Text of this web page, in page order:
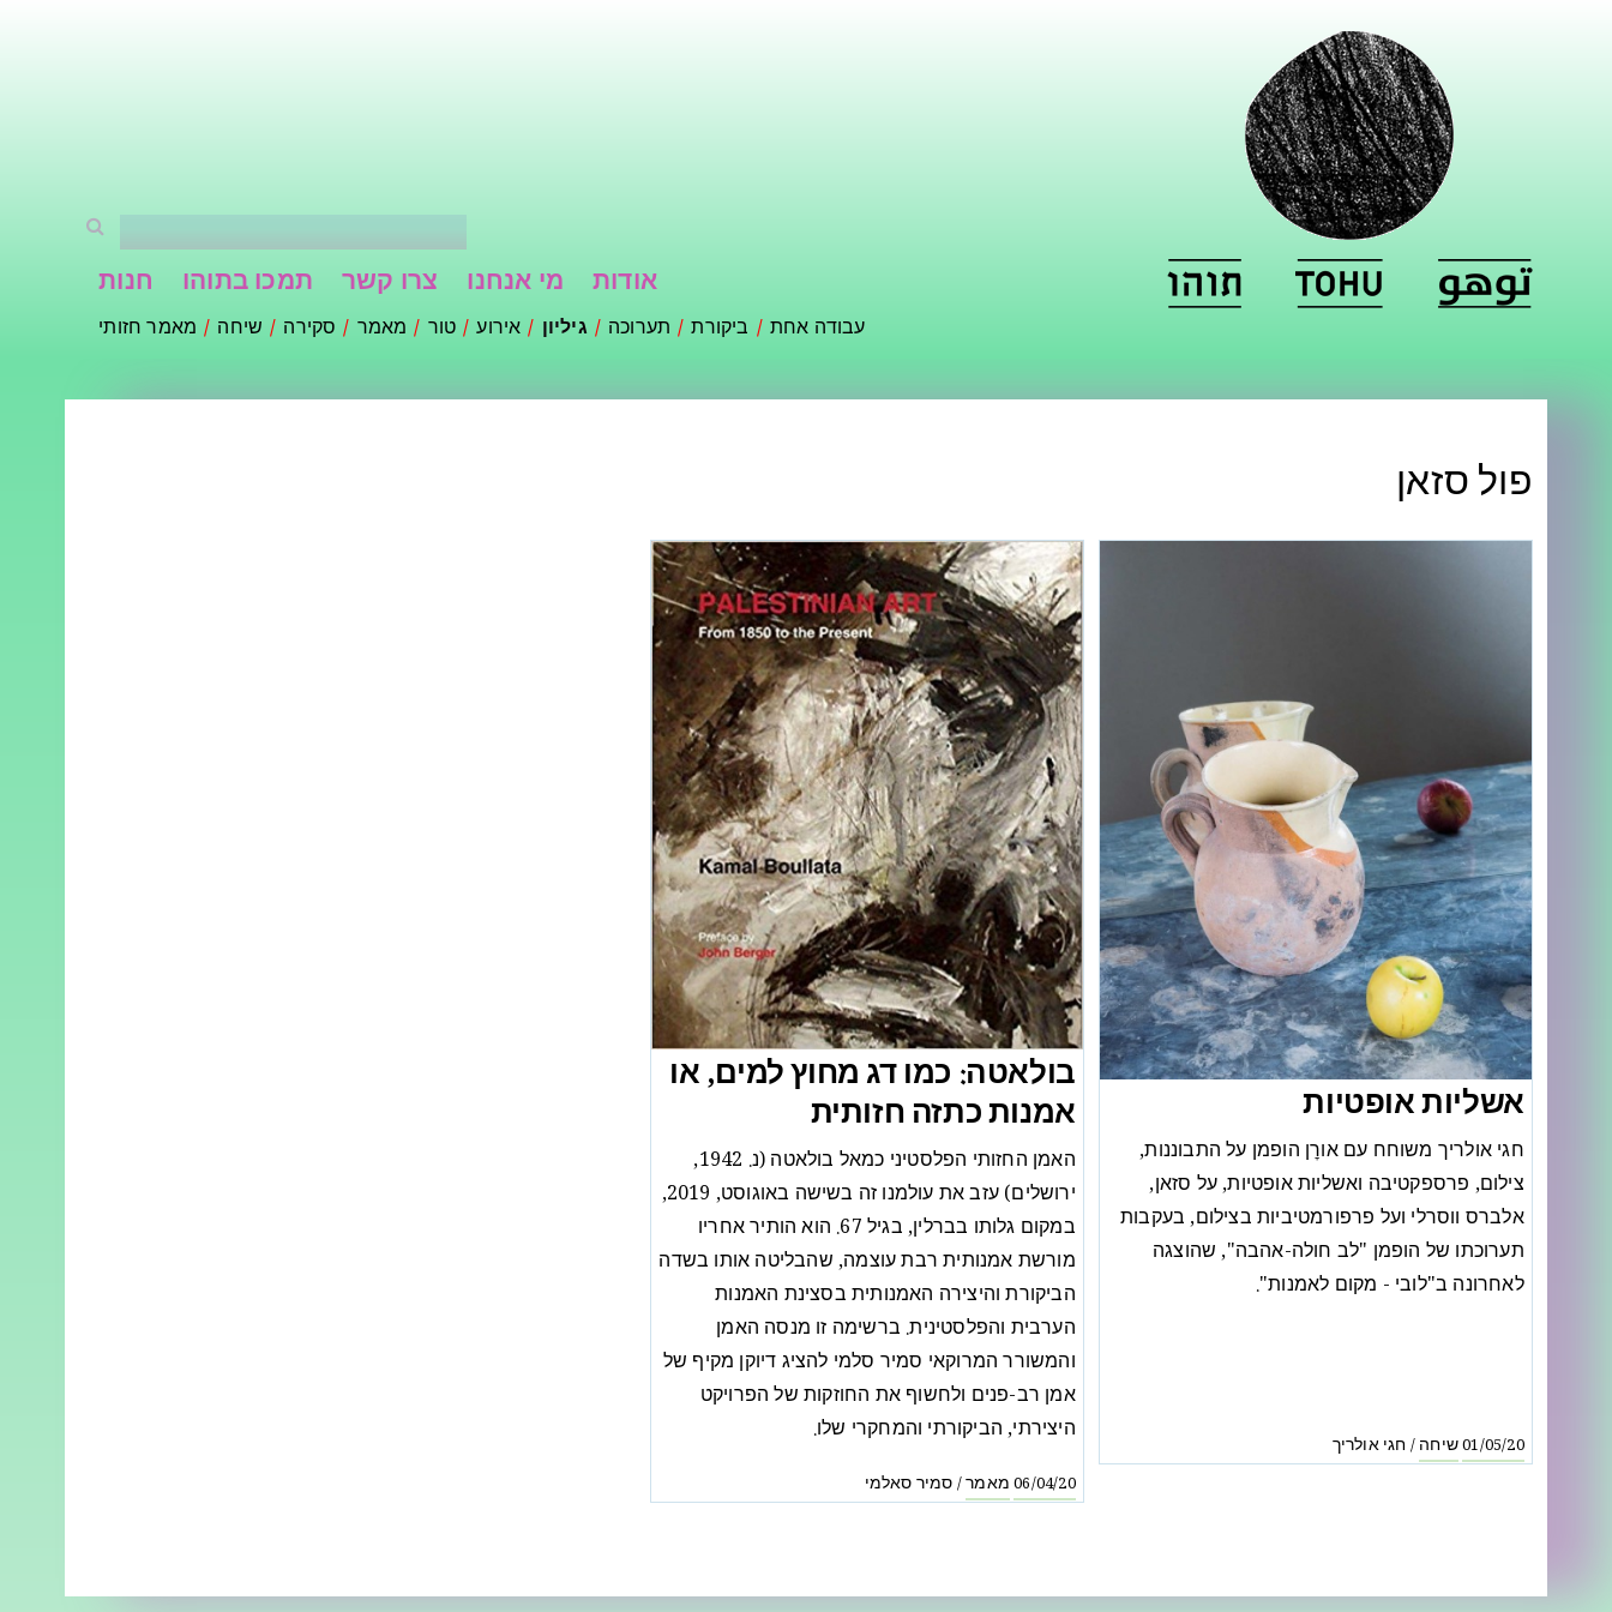
אודות מי אנחנו צרו קשר תמכו בתוהו חנות
מאמר חזותי שיחה סקירה מאמר טור אירוע גיליון תערוכה ביקורת עבודה אחת
פול סזאן
אשליות אופטיות
חגי אולריך משוחח עם אורׇן הופמן על התבוננות,
צילום, פרספקטיבה ואשליות אופטיות, על סזאן,
אלברס ווסרלי ועל פרפורמטיביות בצילום, בעקבות
תערוכתו של הופמן "לב חולה-אהבה", שהוצגה
לאחרונה ב"לובי - מקום לאמנות".
01/05/20שיחה/חגי אולריך
בולאטה: כמו דג מחוץ למים, או
אמנות כתזה חזותית
האמן החזותי הפלסטיני כמאל בולאטה (נ. 1942,
ירושלים) עזב את עולמנו זה בשישה באוגוסט, 2019,
במקום גלותו בברלין, בגיל 67. הוא הותיר אחריו
מורשת אמנותית רבת עוצמה, שהבליטה אותו בשדה
הביקורת והיצירה האמנותית בסצינת האמנות
הערבית והפלסטינית. ברשימה זו מנסה האמן
והמשורר המרוקאי סמיר סלמי להציג דיוקן מקיף של
אמן רב-פנים ולחשוף את החוזקות של הפרויקט
היצירתי, הביקורתי והמחקרי שלו.
06/04/20מאמר/סמיר סאלמי